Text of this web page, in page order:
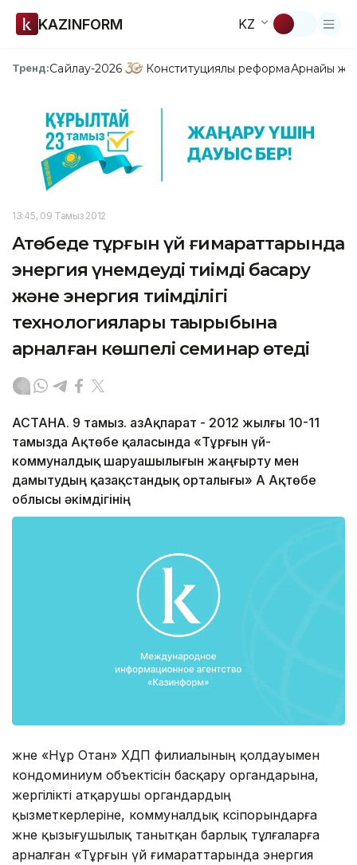
KAZINFORM KZ
Тренд:Сайлау-2026 Конституциялық реформаАрнайы
13:45, 09 Тамыз 2012
Ақтөбеде тұрғын үй ғимараттарында
энергия үнемдеуді тиімді басқару
және энергия тиімділігі
технологиялары тақырыбына
арналған көшпелі семинар өтеді
АСТАНА. 9 тамыз. ҚазАқпарат - 2012 жылғы 10-11
тамызда Ақтөбе қаласында «Тұрғын үй-
коммуналдық шаруашылығын жаңғырту мен
дамытудың қазақстандық орталығы» АҚ Ақтөбе
облысы әкімдігінің
және «Нұр Отан» ХДП филиалының қолдауымен
кондоминиум объектісін басқару органдарына,
жергілікті атқарушы органдардың
қызметкерлеріне, коммуналдық кәсіпорындарға
және қызығушылық танытқан барлық тұлғаларға
арналған «Тұрғын үй ғимараттарында энергия